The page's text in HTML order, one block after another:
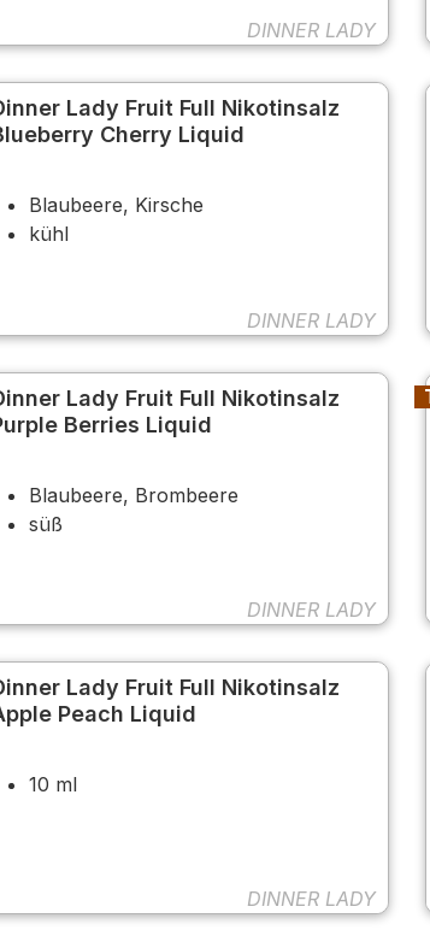
DINNER LADY
Lady Fruit Full Nikotinsalz
Cherry Liquid
Blaubeere, Kirsche
kühl
DINNER LADY
Lady Fruit Full Nikotinsalz
Berries Liquid
Blaubeere, Brombeere
süß
DINNER LADY
Lady Fruit Full Nikotinsalz
Peach Liquid
10 ml
DINNER LADY